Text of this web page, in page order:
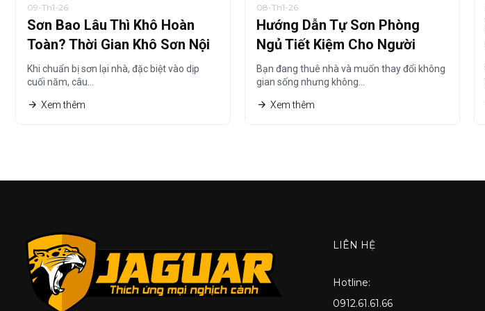
09-Th1-26
Sơn Bao Lâu Thì Khô Hoàn
Toàn? Thời Gian Khô Sơn Nội
Thất Chi Tiết Nhất
Khi chuẩn bị sơn lại nhà, đặc biệt vào dịp
cuối năm, câu…
Xem thêm
08-Th1-26
Hướng Dẫn Tự Sơn Phòng
Ngủ Tiết Kiệm Cho Người
Thuê Nhà
Bạn đang thuê nhà và muốn thay đổi không
gian sống nhưng không…
Xem thêm
LIÊN HỆ
Hotline:
0912.61.61.66